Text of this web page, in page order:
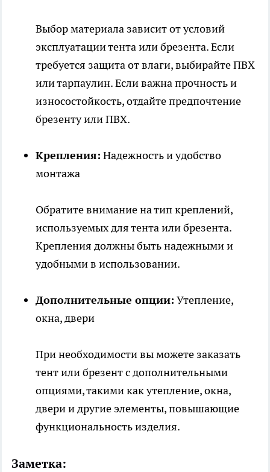
Выбор материала зависит от условий
эксплуатации тента или брезента. Если
требуется защита от влаги, выбирайте ПВХ
или тарпаулин. Если важна прочность и
износостойкость, отдайте предпочтение
брезенту или ПВХ.
Крепления: Надежность и удобство
монтажа
Обратите внимание на тип креплений,
используемых для тента или брезента.
Крепления должны быть надежными и
удобными в использовании.
Дополнительные опции: Утепление,
окна, двери
При необходимости вы можете заказать
тент или брезент с дополнительными
опциями, такими как утепление, окна,
двери и другие элементы, повышающие
функциональность изделия.
Заметка: